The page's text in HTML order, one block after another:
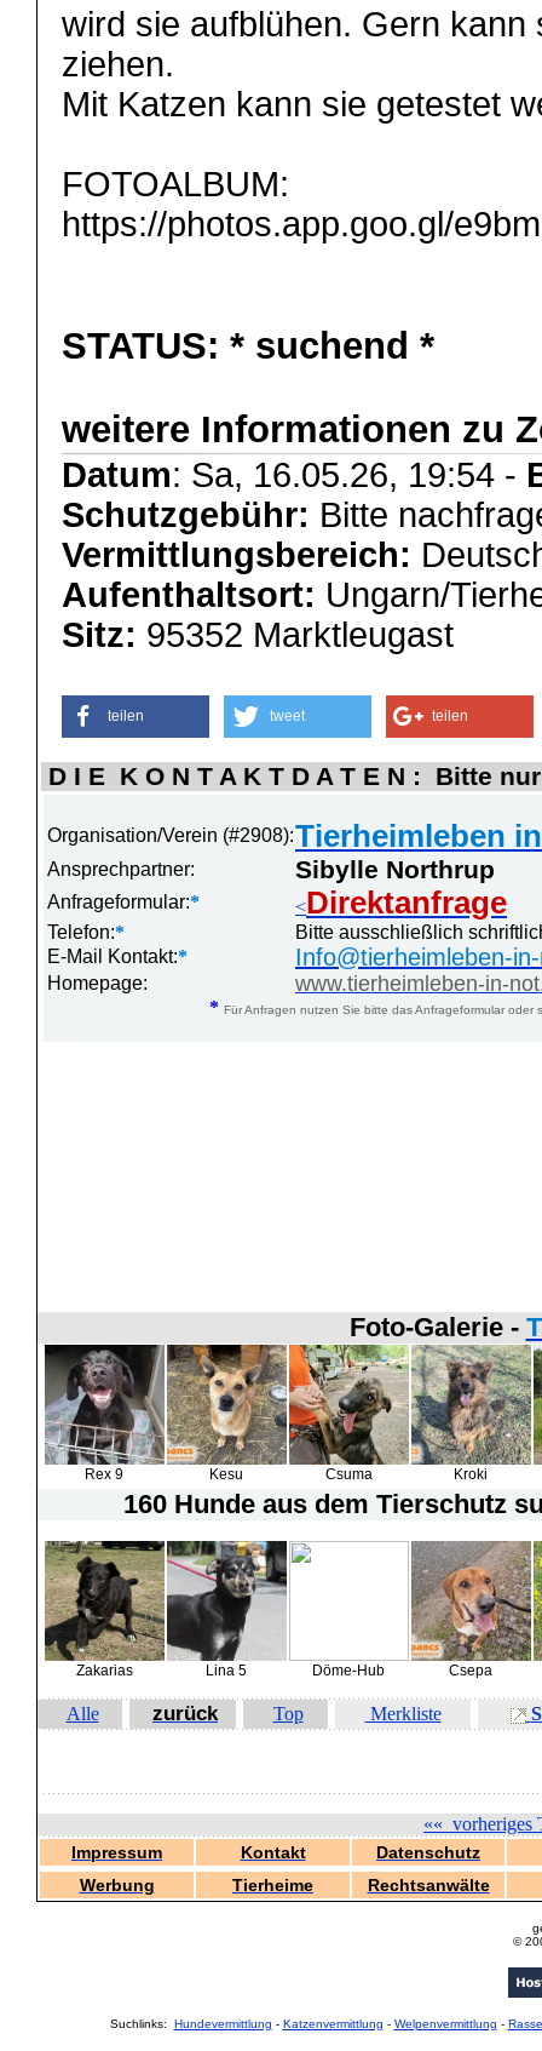
wird sie aufblühen. Gern kann
ziehen.
Mit Katzen kann sie getestet
FOTOALBUM:
https://photos.app.goo.gl/
STATUS: * suchend *
weitere Informationen zu
Datum: Sa, 16.05.26, 19:54 -
Schutzgebühr: Bitte
Vermittlungsbereich:
Aufenthaltsort: Ungarn/
Sitz: 95352 Marktleugast
teilen tweet teilen
D I E K O N T A K T D A T E N : Bitte
Organisation/Verein (#2908):Tierheimleben
Ansprechpartner: Sibylle Northrup
Anfrageformular:* <Direktanfrage
Telefon:*
Bitte ausschließlich
E-Mail Kontakt:* Info@tierheimleben-
Homepage: www.tierheimleben-in-
* Für Anfragen nutzen Sie bitte das Anfrageformular
Foto-Galerie -
Rex 9 Kesu Csuma Kroki
160 Hunde aus dem Tierschutz
Zakarias Lina 5 Döme-Hub Csepa
Alle zurück Top Merkliste
«« vorheriges
Impressum Kontakt
Datenschutz
Werbung
Tierheime Rechtsanwälte
©
Suchlinks: Hundevermittlung - Katzenvermittlung - Welpenvermittlung -